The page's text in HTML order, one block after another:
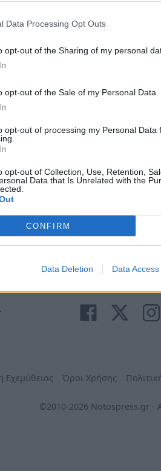
Data Processing Opt Outs
opt-out of the Sharing of my personal
opt-out of the Sale of my Personal Data.
opt-out of processing my Personal Data
opt-out of Collection, Use, Retention,
Data that Is Unrelated with the
CONFIRM
Data Deletion Data Access
Άμεση
Εχεμύθειας Όροι Χρήσης
©2010-2026 Notospress.gr -